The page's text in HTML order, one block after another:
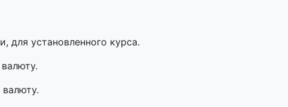
установленного курса.